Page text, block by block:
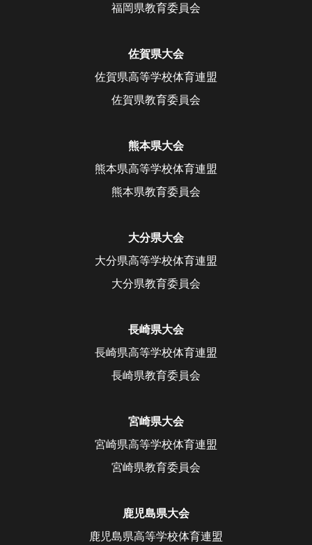
福岡県教育委員会
佐賀県大会
佐賀県高等学校体育連盟
佐賀県教育委員会
熊本県大会
熊本県高等学校体育連盟
熊本県教育委員会
大分県大会
大分県高等学校体育連盟
大分県教育委員会
長崎県大会
長崎県高等学校体育連盟
長崎県教育委員会
宮崎県大会
宮崎県高等学校体育連盟
宮崎県教育委員会
鹿児島県大会
鹿児島県高等学校体育連盟